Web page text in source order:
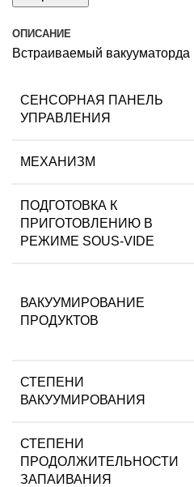
ОПИСАНИЕ
Встраиваемый вакууматорда
СЕНСОРНАЯ ПАНЕЛЬ
УПРАВЛЕНИЯ
МЕХАНИЗМ
ПОДГОТОВКА К
ПРИГОТОВЛЕНИЮ В
РЕЖИМЕ SOUS-VIDE
ВАКУУМИРОВАНИЕ
ПРОДУКТОВ
СТЕПЕНИ
ВАКУУМИРОВАНИЯ
СТЕПЕНИ
ПРОДОЛЖИТЕЛЬНОСТИ
ЗАПАИВАНИЯ